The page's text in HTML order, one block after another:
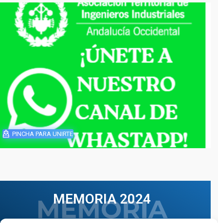
PINCHA PARA UNIRTE
MEMORIA 2024